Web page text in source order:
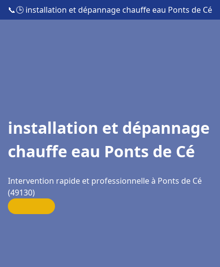
📞🕒 installation et dépannage chauffe eau Ponts de Cé
installation et dépannage
chauffe eau Ponts de Cé
Intervention rapide et professionnelle à Ponts de Cé
(49130)